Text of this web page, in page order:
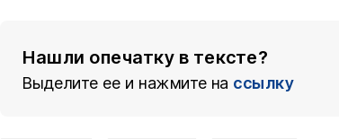
Нашли опечатку в тексте?
Выделите ее и нажмите на ссылку